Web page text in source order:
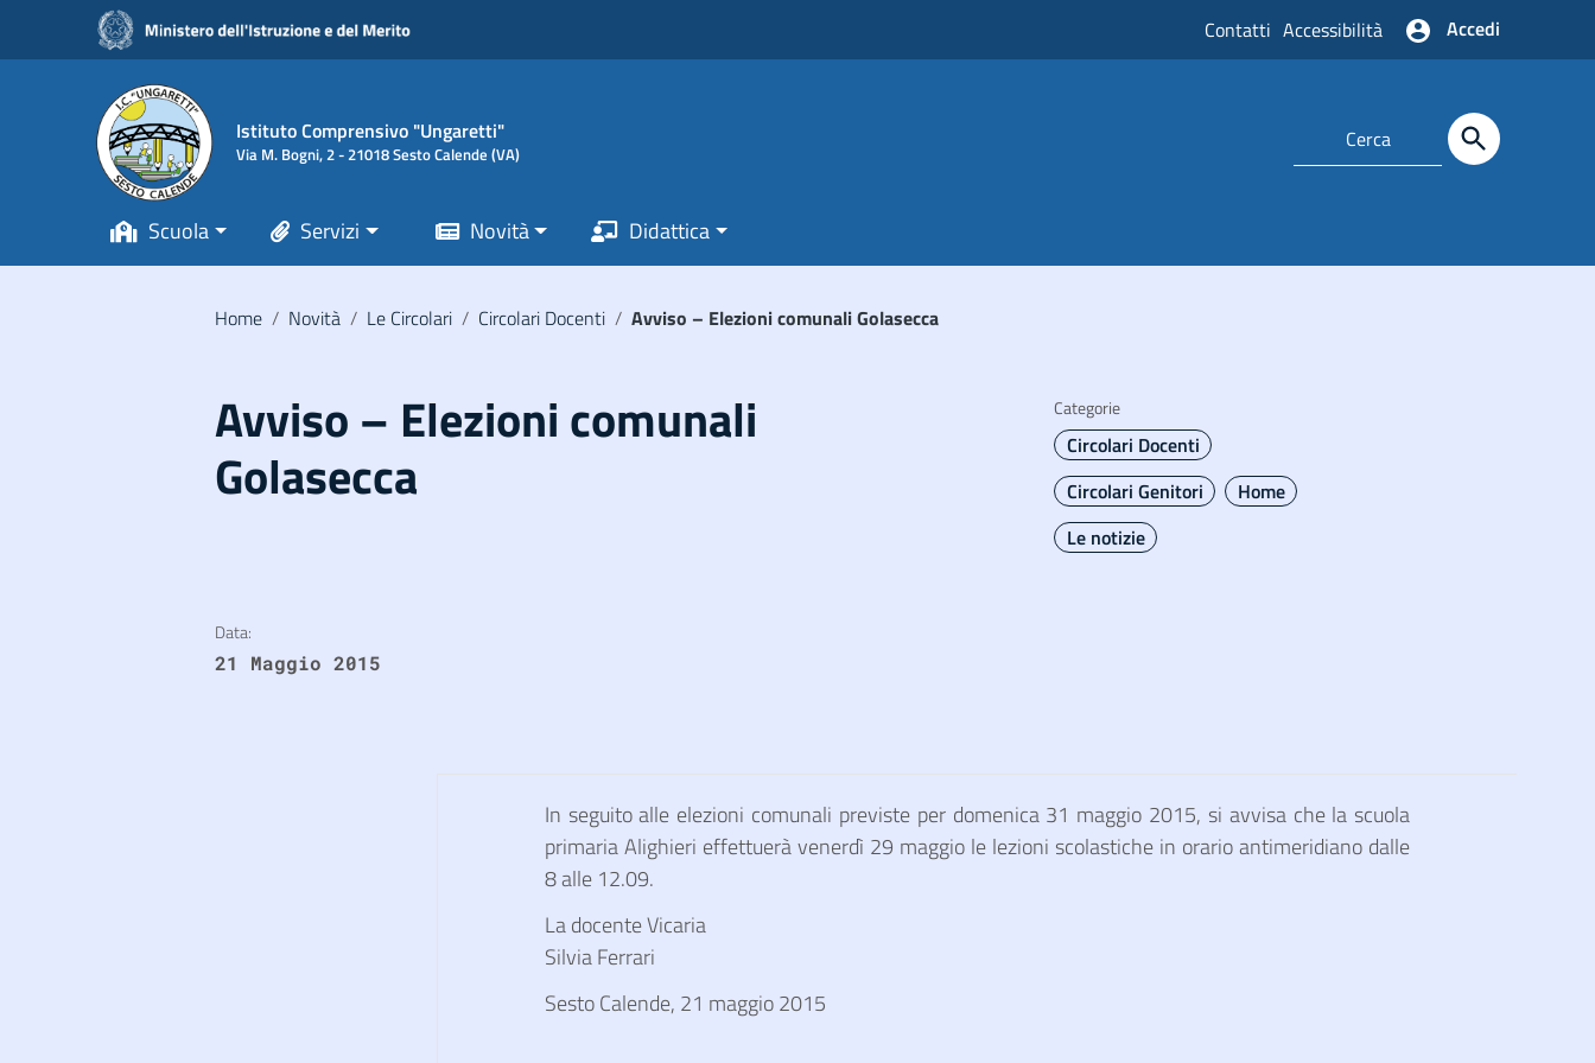
Vai ai contenuti
Vai al menu di navigazione
Vai al footer
Contatti Accessibilità Accedi
Istituto Comprensivo "Ungaretti"
Via M. Bogni, 2 - 21018 Sesto Calende (VA)
Scuola Servizi Novità Didattica
Home / Novità / Le Circolari / Circolari Docenti / Avviso – Elezioni comunali Golasecca
Avviso – Elezioni comunali
Golasecca
Categorie
Circolari Docenti
Circolari Genitori
Home
Le notizie
Data:
21 Maggio 2015
In seguito alle elezioni comunali previste per domenica 31 maggio 2015, si avvisa che la scuola
primaria Alighieri effettuerà venerdì 29 maggio le lezioni scolastiche in orario antimeridiano dalle
8 alle 12.09.
La docente Vicaria
Silvia Ferrari
Sesto Calende, 21 maggio 2015